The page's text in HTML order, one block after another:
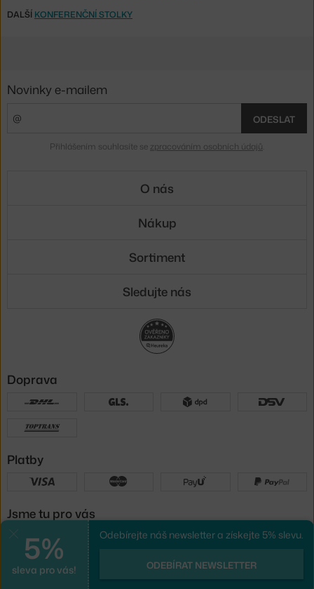
DALŠÍ KONFERENČNÍ STOLKY
5%
sleva pro vás!
Odebírejte náš newsletter a získejte 5% slevu.
ODEBÍRAT NEWSLETTER
Novinky e-mailem
ODESLAT
Přihlášením souhlasíte se zpracováním osobních údajů
O nás
Nákup
Sortiment
Sledujte nás
Doprava
Platby
Jsme tu pro vás
e-shop na míruod